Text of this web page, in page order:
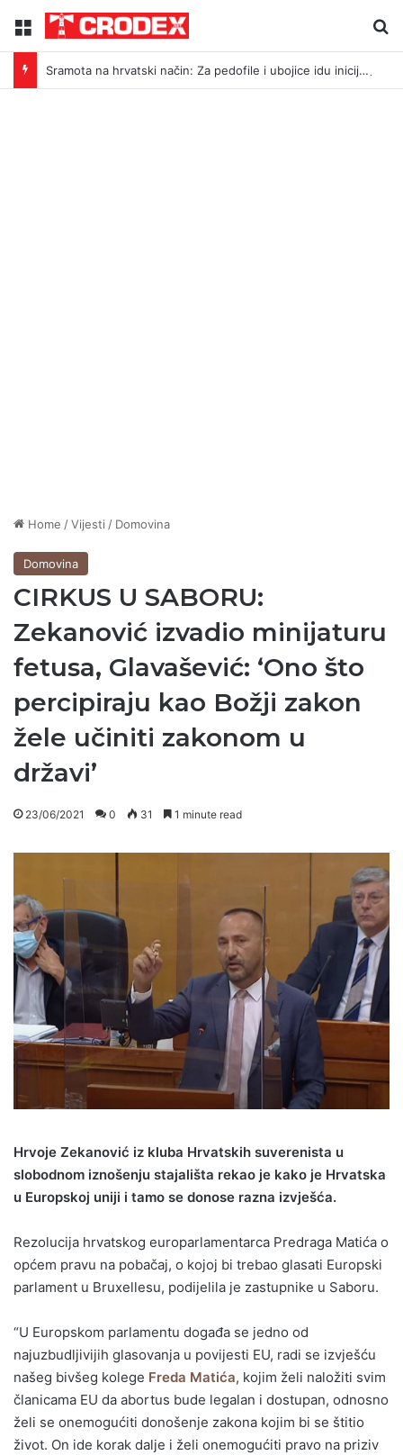
Menu
Sramota na hrvatski način: Za pedofile i ubojice idu inicijali, a za legendu Darija Šimića lisice i medijski linč
Home /Vijesti / Domovina
Domovina
CIRKUS U SABORU:
Zekanović izvadio minijaturu
fetusa, Glavašević: ‘Ono što
percipiraju kao Božji zakon
žele učiniti zakonom u
državi’
23/06/2021 0 31 1 minute read
Hrvoje Zekanović iz kluba Hrvatskih suverenista u
slobodnom iznošenju stajališta rekao je kako je Hrvatska
u Europskoj uniji i tamo se donose razna izvješća.
Rezolucija hrvatskog europarlamentarca Predraga Matića o
općem pravu na pobačaj, o kojoj bi trebao glasati Europski
parlament u Bruxellesu, podijelila je zastupnike u Saboru.
“U Europskom parlamentu događa se jedno od
najuzbudljivijih glasovanja u povijesti EU, radi se izvješću
našeg bivšeg kolege Freda Matića, kojim želi naložiti svim
članicama EU da abortus bude legalan i dostupan, odnosno
želi se onemogućiti donošenje zakona kojim bi se štitio
život. On ide korak dalje i želi onemogućiti pravo na priziv